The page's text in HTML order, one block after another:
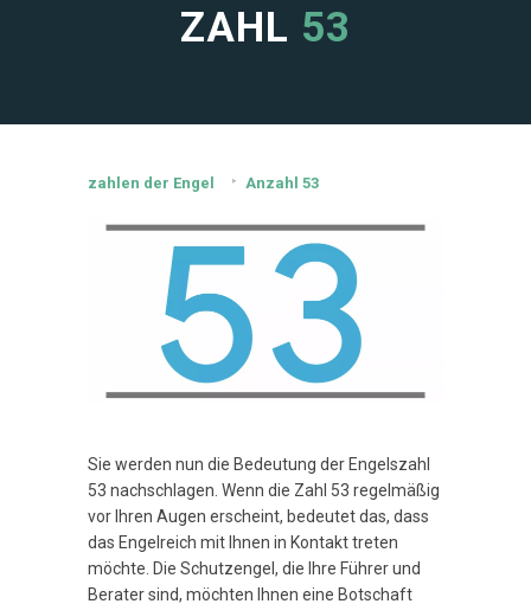
ZAHL 53
zahlen der Engel Anzahl 53
Sie werden nun die Bedeutung der Engelszahl
53 nachschlagen. Wenn die Zahl 53 regelmäßig
vor Ihren Augen erscheint, bedeutet das, dass
das Engelreich mit Ihnen in Kontakt treten
möchte. Die Schutzengel, die Ihre Führer und
Berater sind, möchten Ihnen eine Botschaft